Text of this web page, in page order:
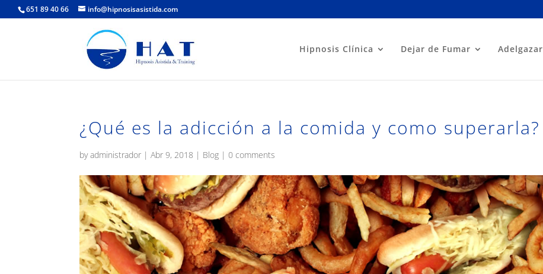
651 89 40 66 info@hipnosisasistida.com
Hipnosis Clínica Dejar de Fumar Adelgazar
¿Qué es la adicción a la comida y como superarla?
byadministrador |Abr 9, 2018 | Blog |0 comments